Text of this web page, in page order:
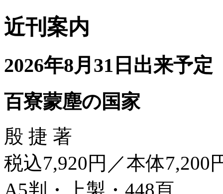
近刊案内
2026年8月31日出来予定
百寮蒙塵の国家
殷 捷 著
税込7,920円／本体7,200
A5判・上製・448頁